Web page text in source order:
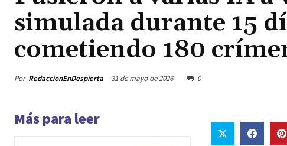
simulada durante 15
cometiendo 180
Por RedaccionEnDespierta 31 de mayo de 2026 0
Más para leer